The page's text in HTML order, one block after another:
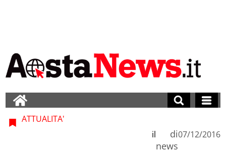
ATTUALITA'
di
news
il 07/12/2016